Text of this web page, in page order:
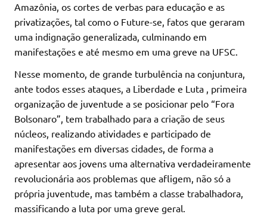
Amazônia, os cortes de verbas para educação e as
privatizações, tal como o Future-se, fatos que geraram
uma indignação generalizada, culminando em
manifestações e até mesmo em uma greve na UFSC.
Nesse momento, de grande turbulência na conjuntura,
ante todos esses ataques, a Liberdade e Luta , primeira
organização de juventude a se posicionar pelo “Fora
Bolsonaro”, tem trabalhado para a criação de seus
núcleos, realizando atividades e participado de
manifestações em diversas cidades, de forma a
apresentar aos jovens uma alternativa verdadeiramente
revolucionária aos problemas que afligem, não só a
própria juventude, mas também a classe trabalhadora,
massificando a luta por uma greve geral.